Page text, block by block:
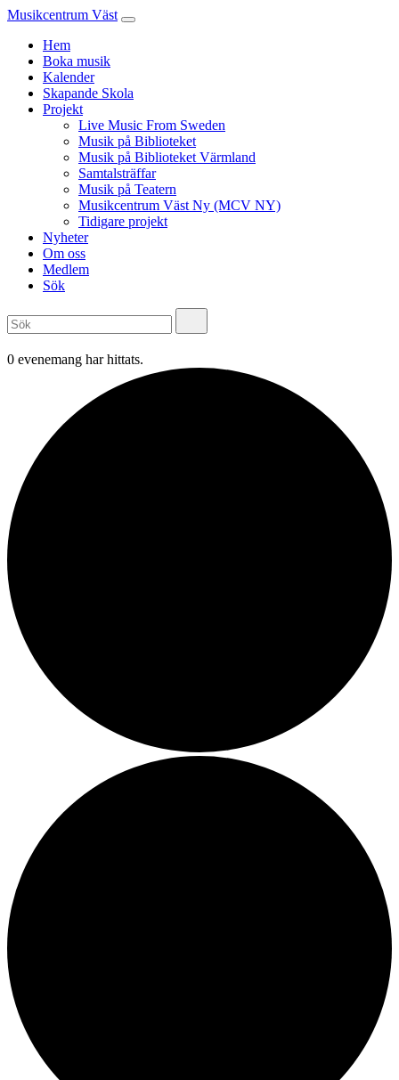
Musikcentrum Väst
Hem
Boka musik
Kalender
Skapande Skola
Projekt
Live Music From Sweden
Musik på Biblioteket
Musik på Biblioteket Värmland
Samtalsträffar
Musik på Teatern
Musikcentrum Väst Ny (MCV NY)
Tidigare projekt
Nyheter
Om oss
Medlem
Sök
0 evenemang har hittats.